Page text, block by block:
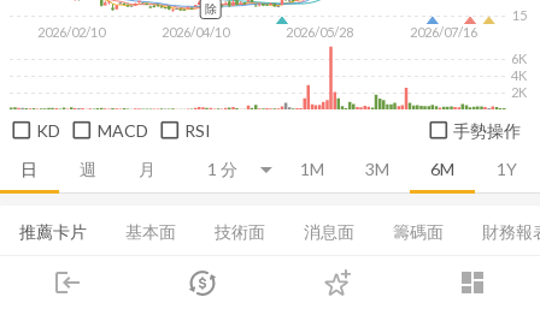
login dashboard
市場 登入
日 週 月 1M 3M 6M 1Y
2026/02/10 2026/04/10 2026/05/28 2026/07/16
15
2K
4K
6K
除
KD MACD RSI 手勢操作
推薦卡片 基本面 技術面 消息面 籌碼面 財務報
集保分布 基本概況 股利政策